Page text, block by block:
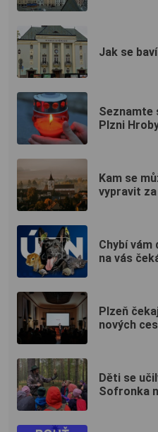
Jak se
Seznamte
Plzni
Kam se
vypravit
Chybí
na vás
Plzeň
nových
Děti se
Sofronka